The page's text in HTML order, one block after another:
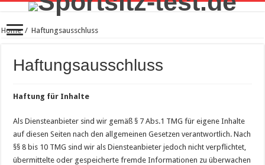
Home / Haftungsausschluss
Haftungsausschluss
Haftung für Inhalte
Als Diensteanbieter sind wir gemäß § 7 Abs.1 TMG für eigene Inhalte
auf diesen Seiten nach den allgemeinen Gesetzen verantwortlich. Nach
§§ 8 bis 10 TMG sind wir als Diensteanbieter jedoch nicht verpflichtet,
übermittelte oder gespeicherte fremde Informationen zu überwachen